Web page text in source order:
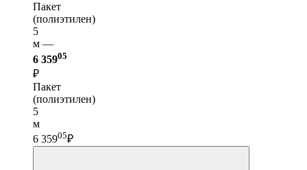
Пакет
(полиэтилен)
5
м —
6 35905
₽
Пакет
(полиэтилен)
5
м
6 35905₽